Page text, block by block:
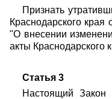
Признать
Краснодарского
"О внесении
акты Краснодарского
Статья 3
Настоящий Закон